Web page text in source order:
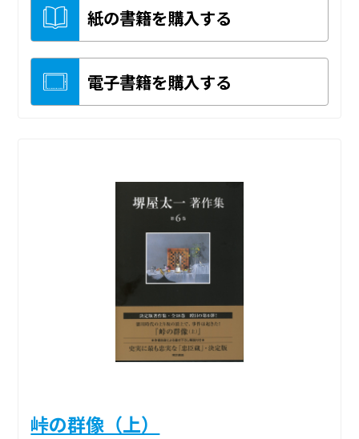
紙の書籍を購入する
電子書籍を購入する
峠の群像（上）